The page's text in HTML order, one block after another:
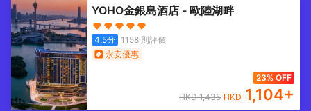
YOHO金銀島酒店 - 歐陸湖畔
4.5分 1158則評價
永安優惠
23% OFF
HKD1,435 HKD 1,104+